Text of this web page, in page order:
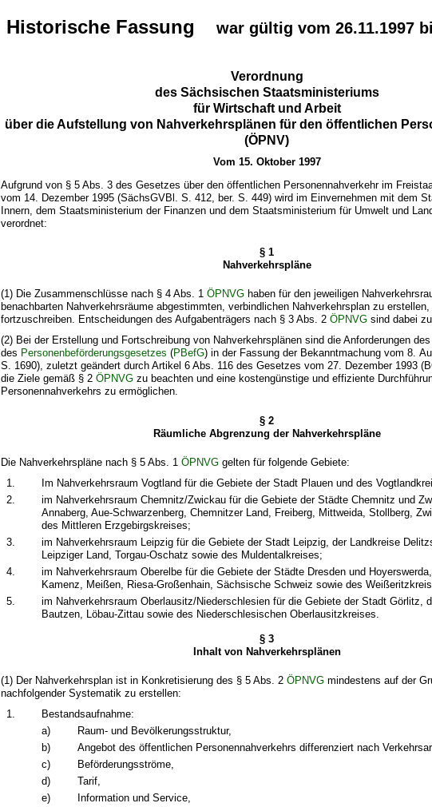
Historische Fassung war gültig vom 26.11.1997
Verordnung
des Sächsischen Staatsministeriums
für Wirtschaft und Arbeit
über die Aufstellung von Nahverkehrsplänen für den öffentlichen
(ÖPNV)
Vom 15. Oktober 1997
Aufgrund von § 5 Abs. 3 des Gesetzes über den öffentlichen Personennahverkehr im
vom 14. Dezember 1995 (SächsGVBl. S. 412, ber. S. 449) wird im Einvernehmen mit dem
Innern, dem Staatsministerium der Finanzen und dem Staatsministerium für Umwelt und
verordnet:
§ 1
Nahverkehrspläne
(1) Die Zusammenschlüsse nach § 4 Abs. 1ÖPNVG haben für den jeweiligen
benachbarten Nahverkehrsräume abgestimmten, verbindlichen Nahverkehrsplan zu
fortzuschreiben. Entscheidungen des Aufgabenträgers nach § 3 Abs. 2ÖPNVG sind dabei
(2) Bei der Erstellung und Fortschreibung von Nahverkehrsplänen sind die Anforderungen
des Personenbeförderungsgesetzes (PBefG) in der Fassung der Bekanntmachung vom 8.
S. 1690), zuletzt geändert durch Artikel 6 Abs. 116 des Gesetzes vom 27. Dezember 1993
die Ziele gemäß § 2ÖPNVG zu beachten und eine kostengünstige und effiziente
Personennahverkehrs zu ermöglichen.
§ 2
Räumliche Abgrenzung der Nahverkehrspläne
Die Nahverkehrspläne nach § 5 Abs. 1ÖPNVG gelten für folgende Gebiete:
1.
Im Nahverkehrsraum Vogtland für die Gebiete der Stadt Plauen und des
2.
im Nahverkehrsraum Chemnitz/Zwickau für die Gebiete der Städte Chemnitz und
Annaberg, Aue-Schwarzenberg, Chemnitzer Land, Freiberg, Mittweida, Stollberg,
des Mittleren Erzgebirgskreises;
3.
im Nahverkehrsraum Leipzig für die Gebiete der Stadt Leipzig, der Landkreise
Leipziger Land, Torgau-Oschatz sowie des Muldentalkreises;
4.
im Nahverkehrsraum Oberelbe für die Gebiete der Städte Dresden und
Kamenz, Meißen, Riesa-Großenhain, Sächsische Schweiz sowie des
5.
im Nahverkehrsraum Oberlausitz/Niederschlesien für die Gebiete der Stadt Görlitz,
Bautzen, Löbau-Zittau sowie des Niederschlesischen Oberlausitzkreises.
§ 3
Inhalt von Nahverkehrsplänen
(1) Der Nahverkehrsplan ist in Konkretisierung des § 5 Abs. 2ÖPNVG mindestens auf der
nachfolgender Systematik zu erstellen:
1.
Bestandsaufnahme:
a)
Raum- und Bevölkerungsstruktur,
b)
Angebot des öffentlichen Personennahverkehrs differenziert nach
c)
Beförderungsströme,
d)
Tarif,
e)
Information und Service,